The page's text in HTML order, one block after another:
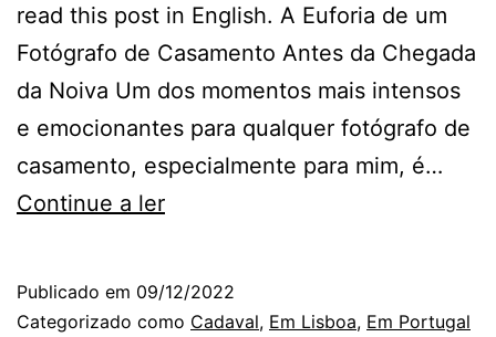
read this post in English. A Euforia de um
Fotógrafo de Casamento Antes da Chegada
da Noiva Um dos momentos mais intensos
e emocionantes para qualquer fotógrafo de
casamento, especialmente para mim, é…
Continue a lerA
Casamento
Publicado em 09/12/2022
Categorizado como Cadaval, Em Lisboa, Em Portugal